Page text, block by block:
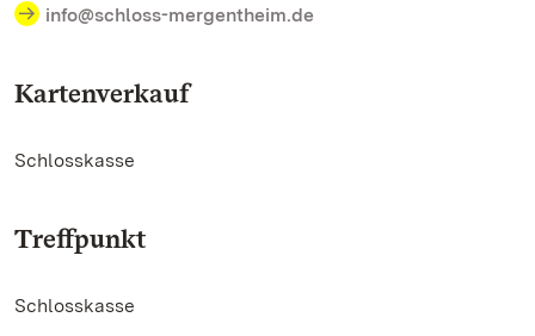
info@schloss-mergentheim.de
Kartenverkauf
Schlosskasse
Treffpunkt
Schlosskasse